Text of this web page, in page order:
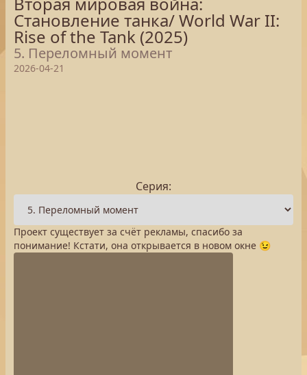
Становление танка/ World War II:
Rise of the Tank (2025)
5. Переломный момент
2026-04-21
Серия:
Проект существует за счёт рекламы, спасибо за
понимание! Кстати, она открывается в новом окне 😉